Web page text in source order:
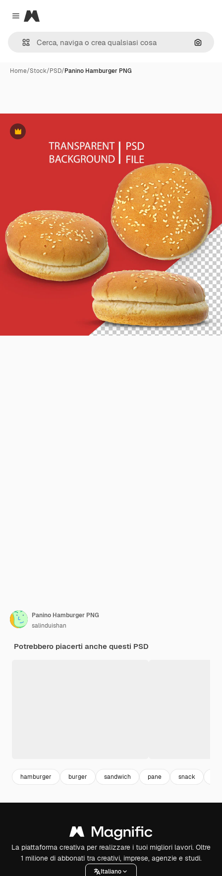
Close menu
Magnific
Cerca
Home/Stock/PSD/Panino Hamburger PNG
Premium
Panino Hamburger PNG
salinduishan
Potrebbero piacerti anche questi PSD
hamburger burger sandwich pane snack
La piattaforma creativa per realizzare i tuoi migliori lavori. Oltre
1 milione di abbonati tra creativi, imprese, agenzie e studi.
Italiano